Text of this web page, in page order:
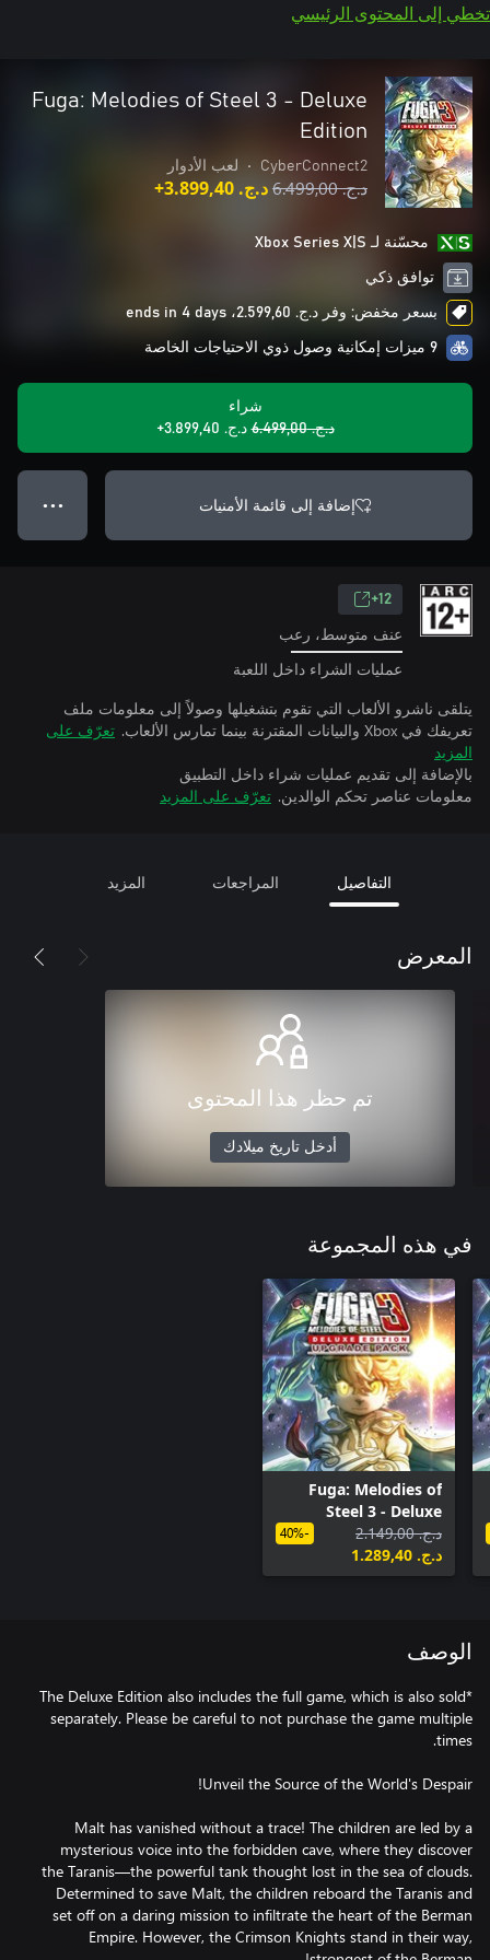
تخطي إلى المحتوى الرئيسي
Fuga: Melodies of Steel 3 - Deluxe
Edition
CyberConnect2
• لعب الأدوار
د.ج.‏ 6.499,00 د.ج.‏ 3.899,40+
محسّنة لـ Xbox Series X|S
توافق ذكي
بسعر مخفض: وفر د.ج.‏ 2.599,60، ends in 4 days
9 ميزات إمكانية وصول ذوي الاحتياجات الخاصة
شراء
د.ج.‏ 6.499,00
د.ج.‏ 3.899,40+
إضافة إلى قائمة الأمنيات ● ● ●
12+
عنف متوسط، رعب
عمليات الشراء داخل اللعبة
يتلقى ناشرو الألعاب التي تقوم بتشغيلها وصولاً إلى معلومات ملف
تعريفك في Xbox والبيانات المقترنة بينما تمارس الألعاب.
تعرّف على
المزيد
بالإضافة إلى تقديم عمليات شراء داخل التطبيق
معلومات عناصر تحكم الوالدين. تعرّف على المزيد
التفاصيل المراجعات المزيد
المعرض
تم حظر هذا المحتوى
أدخل تاريخ ميلادك
في هذه المجموعة
Fuga: Melodies of
Steel 3 - Deluxe
Edition Upgrade Pack
د.ج.‏ 2.149,00
د.ج.‏ 1.289,40
-40%
الوصف
*The Deluxe Edition also includes the full game, which is also sold
separately. Please be careful to not purchase the game multiple
Malt has vanished without a trace! The children are led by a
mysterious voice into the forbidden cave, where they discover
the Taranis—the powerful tank thought lost in the sea of clouds.
Determined to save Malt, the children reboard the Taranis and
set off on a daring mission to infiltrate the heart of the Berman
Empire. However, the Crimson Knights stand in their way,